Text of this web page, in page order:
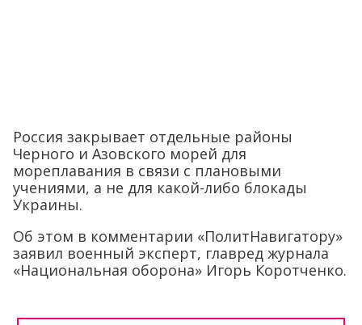
Россия закрывает отдельные районы
Черного и Азовского морей для
мореплавания в связи с плановыми
учениями, а не для какой-либо блокады
Украины.
Об этом в комментарии «ПолитНавигатору»
заявил военный эксперт, главред журнала
«Национальная оборона» Игорь Коротченко.